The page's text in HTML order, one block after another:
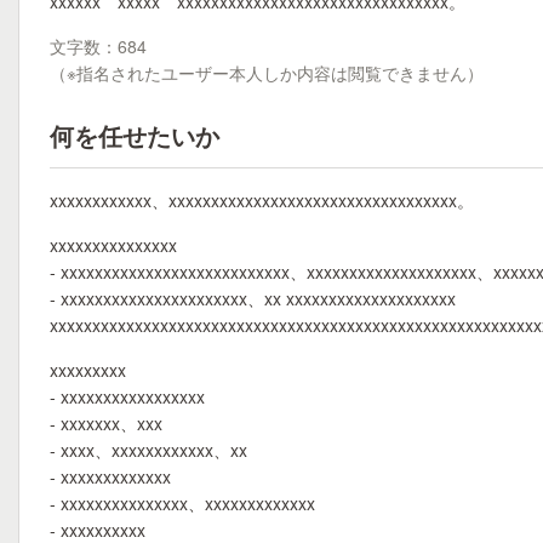
文字数：684
（※指名されたユーザー本人しか内容は閲覧できません）
何を任せたいか
xxxxxxxxxxxx、xxxxxxxxxxxxxxxxxxxxxxxxxxxxxxxxxx。
xxxxxxxxxxxxxxx
- xxxxxxxxxxxxxxxxxxxxxxxxxxx、xxxxxxxxxxxxxxxxxxxx、
- xxxxxxxxxxxxxxxxxxxxxx、xx xxxxxxxxxxxxxxxxxxxx
xxxxxxxxx
- xxxxxxxxxxxxxxxxx
- xxxxxxx、xxx
- xxxx、xxxxxxxxxxxx、xx
- xxxxxxxxxxxxx
- xxxxxxxxxxxxxxx、xxxxxxxxxxxxx
- xxxxxxxxxx